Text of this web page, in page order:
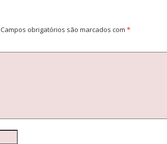
Campos obrigatórios são marcados com *